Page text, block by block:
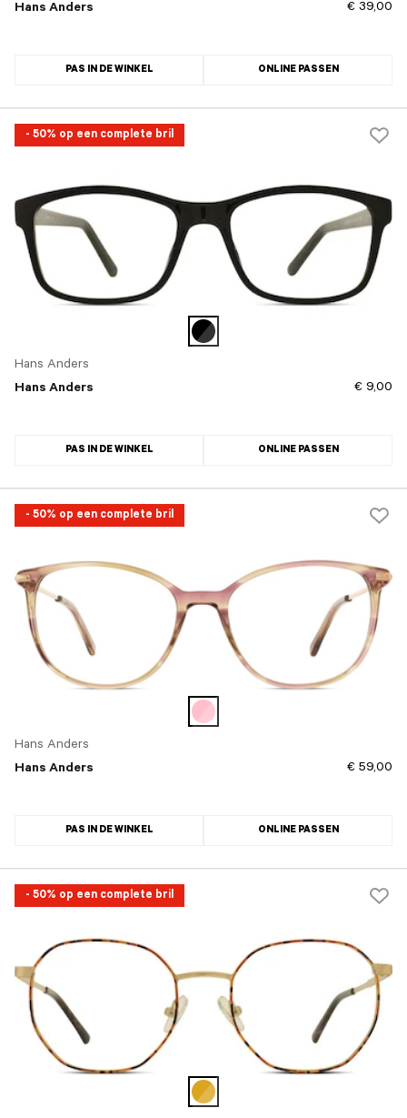
Hans Anders
€ 39,00
PAS IN DE WINKEL ONLINE PASSEN
- 50% op een complete bril
Hans Anders
Hans Anders
€ 9,00
PAS IN DE WINKEL ONLINE PASSEN
- 50% op een complete bril
Hans Anders
Hans Anders
€ 59,00
PAS IN DE WINKEL ONLINE PASSEN
- 50% op een complete bril